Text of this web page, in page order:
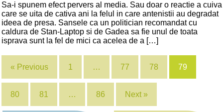
Sa-i spunem efect pervers al media. Sau doar o reactie a cuiva
care se uita de cativa ani la felul in care antenistii au degradat
ideea de presa. Sansele ca un politician recomandat cu
caldura de Stan-Laptop si de Gadea sa fie unul de toata
isprava sunt la fel de mici ca acelea de a […]
« Previous 1 … 77 78 79
80 81 … 86 Next »